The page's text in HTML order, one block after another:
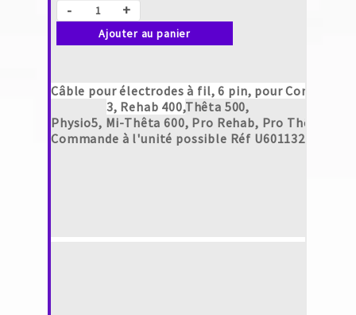
- +
Ajouter au panier
Câble pour électrodes à fil, 6 pin, pour Compex
3, Rehab 400,Thêta 500,
Physio5, Mi-Thêta 600, Pro Rehab, Pro Thêta, Pro
Commande à l'unité possible Réf U601132